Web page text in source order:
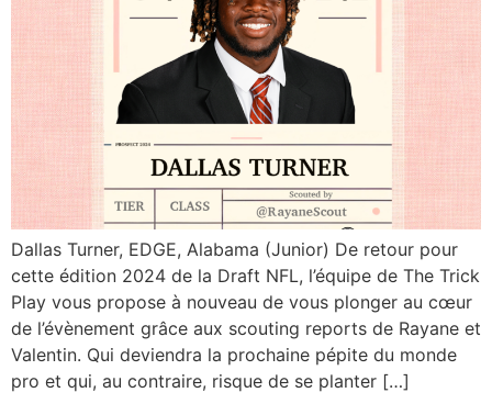
Dallas Turner, EDGE, Alabama (Junior) De retour pour
cette édition 2024 de la Draft NFL, l’équipe de The Trick
Play vous propose à nouveau de vous plonger au cœur
de l’évènement grâce aux scouting reports de Rayane et
Valentin. Qui deviendra la prochaine pépite du monde
pro et qui, au contraire, risque de se planter […]